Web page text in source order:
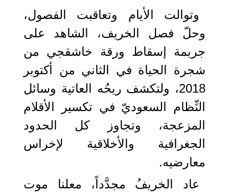
وتوالت الأيام وتعاقبت الفصول،
وحلّ فصل الخريف، الشاهد على
جريمة إسقاط ورقة خاشقجي من
شجرة الحياة في الثاني من أكتوبر
2018، ولتكشف ريحُه العاتية وسائل
النِّظام السعوديّ في تكسير الأقلام
المزعجة، وتجاوز كل الحدود
الجغرافية والأخلاقية لإخراس
معارضيه.
عاد الخريفُ مجدَّداً، معلنا موت